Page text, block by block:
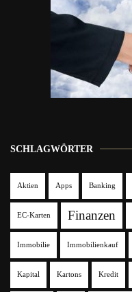
SCHLAGWÖRTER
Aktien Apps Banking
EC-Karten Finanzen
Immobilie Immobilienkauf
Kapital Kartons Kredit